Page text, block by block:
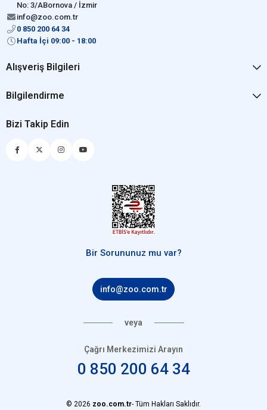
No: 3/ABornova / İzmir
info@zoo.com.tr
0 850 200 64 34
Hafta İçi 09:00 - 18:00
Alışveriş Bilgileri
Bilgilendirme
Bizi Takip Edin
Bir Sorununuz mu var?
info@zoo.com.tr
veya
Çağrı Merkezimizi Arayın
0 850 200 64 34
© 2026 zoo.com.tr- Tüm Hakları Saklıdır.